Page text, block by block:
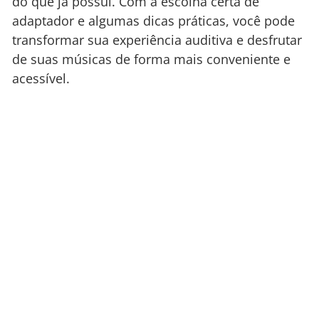
adaptador e algumas dicas práticas, você pode
transformar sua experiência auditiva e desfrutar
de suas músicas de forma mais conveniente e
acessível.